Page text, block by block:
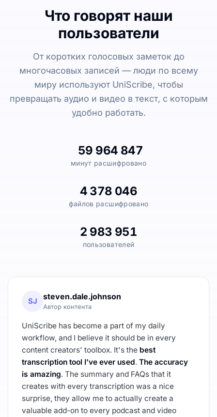
Что говорят наши
пользователи
От коротких голосовых заметок до
многочасовых записей — люди по всему
миру используют UniScribe, чтобы
превращать аудио и видео в текст, с которым
удобно работать.
59 964 847
минут расшифровано
4 378 046
файлов расшифровано
2 983 951
пользователей
SJ steven.dale.johnson
Автор контента
UniScribe has become a part of my daily
workflow, and I believe it should be in every
content creators' toolbox. It's the best
transcription tool I've ever used. The accuracy
is amazing. The summary and FAQs that it
creates with every transcription was a nice
surprise, they allow me to actually create a
valuable add-on to every podcast and video